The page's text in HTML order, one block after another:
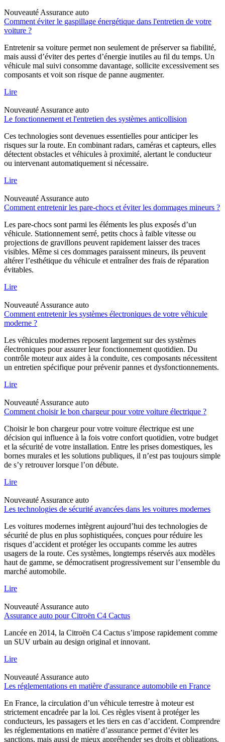
Nouveauté Assurance auto
Comment éviter le gaspillage énergétique dans l'entretien de votre
voiture ?
Entretenir sa voiture permet non seulement de préserver sa fiabilité,
mais aussi d’éviter des pertes d’énergie inutiles au fil du temps. Un
véhicule mal suivi consomme davantage, sollicite excessivement ses
composants et voit son risque de panne augmenter.
Lire
Nouveauté Assurance auto
Le fonctionnement et l'entretien des systèmes anticollision
Ces technologies sont devenues essentielles pour anticiper les
risques sur la route. En combinant radars, caméras et capteurs, elles
détectent obstacles et véhicules à proximité, alertant le conducteur
ou intervenant automatiquement si nécessaire.
Lire
Nouveauté Assurance auto
Comment entretenir les pare-chocs et éviter les dommages mineurs ?
Les pare-chocs sont parmi les éléments les plus exposés d’un
véhicule. Stationnement serré, petits chocs à faible vitesse ou
projections de gravillons peuvent rapidement laisser des traces
visibles. Même si ces dommages paraissent mineurs, ils peuvent
altérer l’esthétique du véhicule et entraîner des frais de réparation
évitables.
Lire
Nouveauté Assurance auto
Comment entretenir les systèmes électroniques de votre véhicule
moderne ?
Les véhicules modernes reposent largement sur des systèmes
électroniques pour assurer leur fonctionnement quotidien. Du
contrôle moteur aux aides à la conduite, ces composants nécessitent
un entretien spécifique pour prévenir pannes et dysfonctionnements.
Lire
Nouveauté Assurance auto
Comment choisir le bon chargeur pour votre voiture électrique ?
Choisir le bon chargeur pour votre voiture électrique est une
décision qui influence à la fois votre confort quotidien, votre budget
et la sécurité de votre installation. Entre les prises domestiques, les
bornes murales et les solutions publiques, il n’est pas toujours simple
de s’y retrouver lorsque l’on débute.
Lire
Nouveauté Assurance auto
Les technologies de sécurité avancées dans les voitures modernes
Les voitures modernes intègrent aujourd’hui des technologies de
sécurité de plus en plus sophistiquées, conçues pour réduire les
risques d’accident et protéger les occupants comme les autres
usagers de la route. Ces systèmes, longtemps réservés aux modèles
haut de gamme, se démocratisent progressivement sur l’ensemble du
marché automobile.
Lire
Nouveauté Assurance auto
Assurance auto pour Citroën C4 Cactus
Lancée en 2014, la Citroën C4 Cactus s’impose rapidement comme
un SUV urbain au design original et innovant.
Lire
Nouveauté Assurance auto
Les réglementations en matière d'assurance automobile en France
En France, la circulation d’un véhicule terrestre à moteur est
strictement encadrée par la loi. Ces règles visent à protéger les
conducteurs, les passagers et les tiers en cas d’accident. Comprendre
les réglementations en matière d’assurance permet d’éviter les
sanctions, mais aussi de mieux appréhender ses droits et obligations.